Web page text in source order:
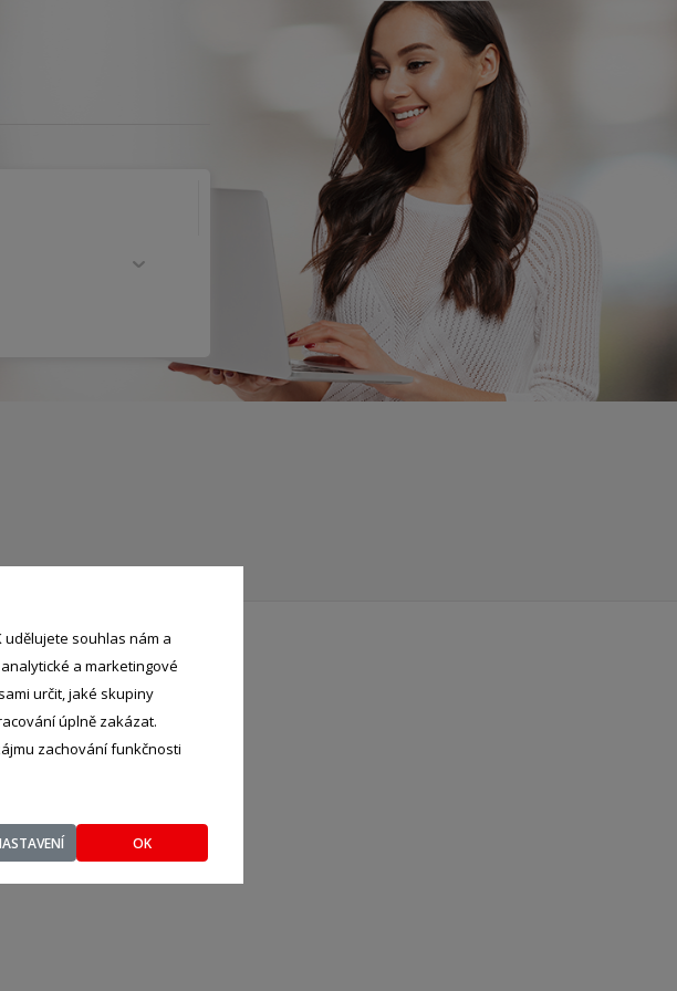
udělujete souhlas nám a
a marketingové
určit, jaké skupiny
úplně zakázat.
zachování funkčnosti
OK